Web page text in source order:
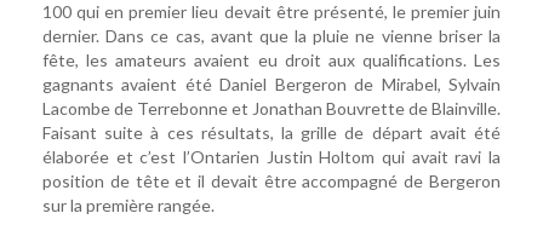
100 qui en premier lieu devait être présenté, le premier juin
dernier. Dans ce cas, avant que la pluie ne vienne briser la
fête, les amateurs avaient eu droit aux qualifications. Les
gagnants avaient été Daniel Bergeron de Mirabel, Sylvain
Lacombe de Terrebonne et Jonathan Bouvrette de Blainville.
Faisant suite à ces résultats, la grille de départ avait été
élaborée et c’est l’Ontarien Justin Holtom qui avait ravi la
position de tête et il devait être accompagné de Bergeron
sur la première rangée.